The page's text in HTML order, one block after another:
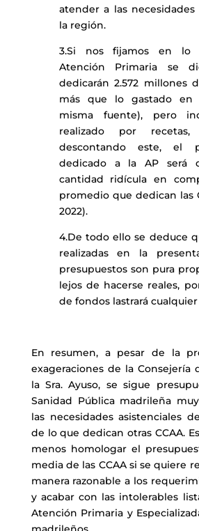
atender a las necesidades
la región.
3.Si nos fijamos en lo
Atención Primaria se
dedicarán 2.572 millones
más que lo gastado en
misma fuente), pero
realizado por
descontando este, el
dedicado a la AP será
cantidad ridícula en
promedio que dedican las
2022).
4.De todo ello se deduce
realizadas en la
presupuestos son pura
lejos de hacerse reales,
de fondos lastrará
En resumen, a pesar de la
exageraciones de la Consejería
la Sra. Ayuso, se sigue
Sanidad Pública madrileña
las necesidades asistenciales
de lo que dedican otras CCAA.
menos homologar el
media de las CCAA si se quiere
manera razonable a los
y acabar con las intolerables
Atención Primaria y